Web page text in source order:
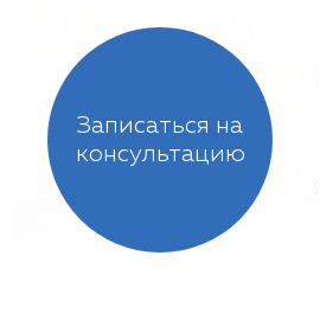
Записаться на
консультацию